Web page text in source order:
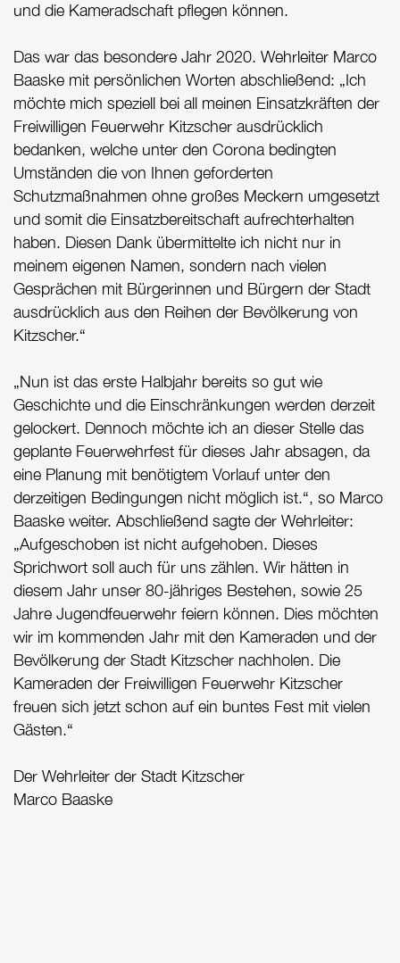
und die Kameradschaft pflegen können.
Das war das besondere Jahr 2020. Wehrleiter Marco
Baaske mit persönlichen Worten abschließend: „Ich
möchte mich speziell bei all meinen Einsatzkräften der
Freiwilligen Feuerwehr Kitzscher ausdrücklich
bedanken, welche unter den Corona bedingten
Umständen die von Ihnen geforderten
Schutzmaßnahmen ohne großes Meckern umgesetzt
und somit die Einsatzbereitschaft aufrechterhalten
haben. Diesen Dank übermittelte ich nicht nur in
meinem eigenen Namen, sondern nach vielen
Gesprächen mit Bürgerinnen und Bürgern der Stadt
ausdrücklich aus den Reihen der Bevölkerung von
Kitzscher.“
„Nun ist das erste Halbjahr bereits so gut wie
Geschichte und die Einschränkungen werden derzeit
gelockert. Dennoch möchte ich an dieser Stelle das
geplante Feuerwehrfest für dieses Jahr absagen, da
eine Planung mit benötigtem Vorlauf unter den
derzeitigen Bedingungen nicht möglich ist.“, so Marco
Baaske weiter. Abschließend sagte der Wehrleiter:
„Aufgeschoben ist nicht aufgehoben. Dieses
Sprichwort soll auch für uns zählen. Wir hätten in
diesem Jahr unser 80-jähriges Bestehen, sowie 25
Jahre Jugendfeuerwehr feiern können. Dies möchten
wir im kommenden Jahr mit den Kameraden und der
Bevölkerung der Stadt Kitzscher nachholen. Die
Kameraden der Freiwilligen Feuerwehr Kitzscher
freuen sich jetzt schon auf ein buntes Fest mit vielen
Gästen.“
Der Wehrleiter der Stadt Kitzscher
Marco Baaske